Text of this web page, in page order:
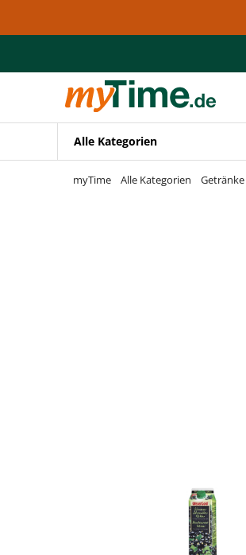
Zur Navigation springen
Alle Kategorien
myTime Alle Kategorien Getränke